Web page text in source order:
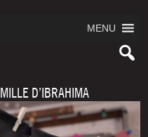
MENU
D’IBRAHIMA